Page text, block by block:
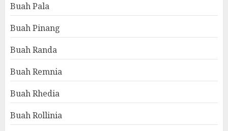
Buah Pala
Buah Pinang
Buah Randa
Buah Remnia
Buah Rhedia
Buah Rollinia